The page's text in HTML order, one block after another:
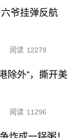
六爷挂弹反航
阅读 12279
除外”，撕开美
阅读 11296